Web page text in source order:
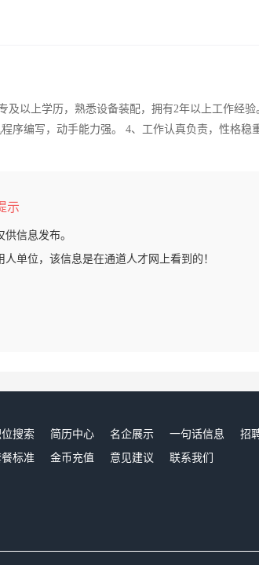
及以上学历，熟悉设备装配，拥有2年以上工作经
序编写，动手能力强。 4、工作认真负责，性格稳
示
供信息发布。
人单位，该信息是在通道人才网上看到的！
搜索 简历中心 名企展示 一句话信息 招
标准
金币充值 意见建议 联系我们